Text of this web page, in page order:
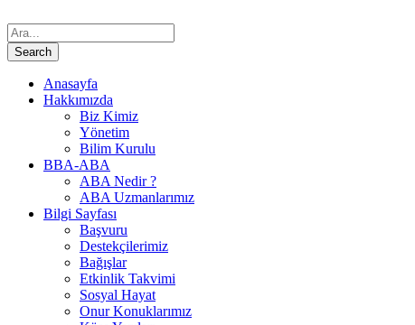
Anasayfa
Hakkımızda
Biz Kimiz
Yönetim
Bilim Kurulu
BBA-ABA
ABA Nedir ?
ABA Uzmanlarımız
Bilgi Sayfası
Başvuru
Destekçilerimiz
Bağışlar
Etkinlik Takvimi
Sosyal Hayat
Onur Konuklarımız